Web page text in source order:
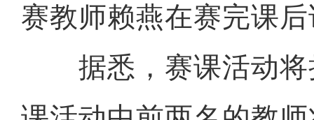
赛教师赖燕在赛完课
据悉，赛课活动将